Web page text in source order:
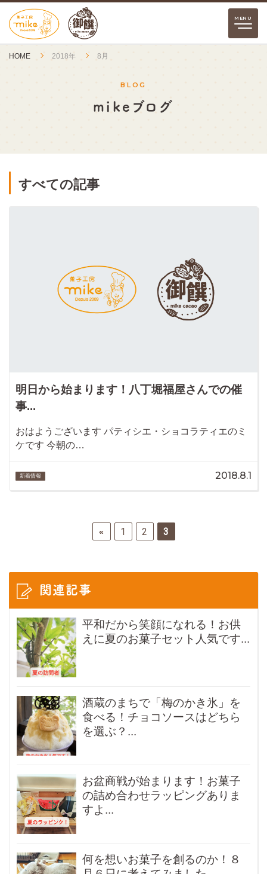
HOME 2018年 8月
BLOG
mikeブログ
すべての記事
明日から始まります！八丁堀福屋さんでの催
事...
おはようございます パティシエ・ショコラティエのミ
ケです 今朝の…
新着情報 2018.8.1
« 1 2 3
関連記事
平和だから笑顔になれる！お供
えに夏のお菓子セット人気です...
酒蔵のまちで「梅のかき氷」を
食べる！チョコソースはどちら
を選ぶ？...
お盆商戦が始まります！お菓子
の詰め合わせラッピングありま
すよ...
何を想いお菓子を創るのか！８